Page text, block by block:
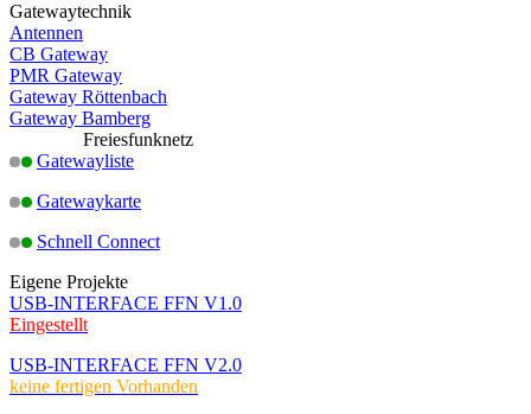
Gatewaytechnik
Antennen
CB Gateway
PMR Gateway
Gateway Röttenbach
Gateway Bamberg
Freiesfunknetz
Gatewayliste
Gatewaykarte
Schnell Connect
Eigene Projekte
USB-INTERFACE FFN V1.0
Eingestellt
USB-INTERFACE FFN V2.0
keine fertigen Vorhanden